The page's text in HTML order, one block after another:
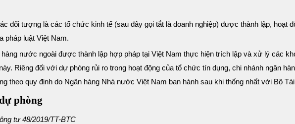
đối tượng là các tổ chức kinh tế (sau đây gọi tắt là doanh nghiệp) được thành lập, hoạt
pháp luật Việt Nam.
nước ngoài được thành lập hợp pháp tại Việt Nam thực hiện trích lập và xử lý các
Riêng đối với dự phòng rủi ro trong hoạt động của tổ chức tín dụng, chi nhánh ngân
theo quy định do Ngân hàng Nhà nước Việt Nam ban hành sau khi thống nhất với Bộ
phòng
tư 48/2019/TT-BTC